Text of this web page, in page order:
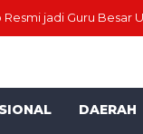
jadi Guru Besar
DAERAH